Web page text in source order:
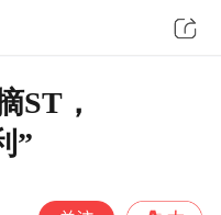
ST，
”